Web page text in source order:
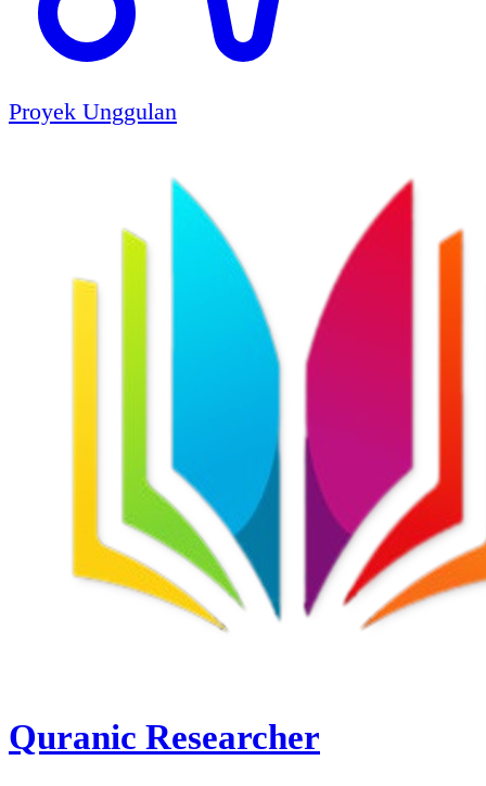
Proyek Unggulan
Quranic Researcher